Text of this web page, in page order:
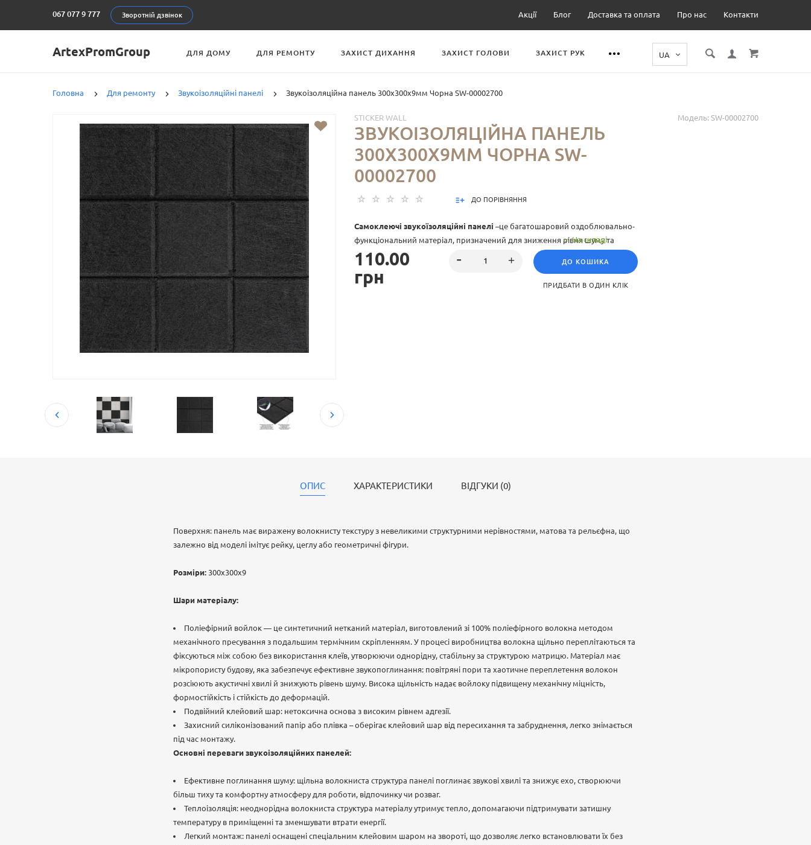
067 077 9 777 Зворотній дзвінок Акції Блог Доставка та оплата Про нас Контакти
ArtexPromGroup ДЛЯ ДОМУ ДЛЯ РЕМОНТУ ЗАХИСТ ДИХАННЯ ЗАХИСТ ГОЛОВИ ЗАХИСТ РУК
Головна Для ремонту Звукоізоляційні панелі Звукоізоляційна панель 300х300х9мм Чорна SW-00002700
Модель: SW-00002700
STICKER WALL
ЗВУКОІЗОЛЯЦІЙНА ПАНЕЛЬ
300Х300Х9ММ ЧОРНА SW-
00002700
ДО ПОРІВНЯННЯ
Самоклеючі звукоїзоляційні панелі –це багатошаровий оздоблювально-
функціональний матеріал, призначений для зниження рівня шуму та
покращення акустики приміщення. Основу панелей становить пресований
поліефірний войлок, який забезпечує ефективну звуко- й додаткову
теплоізоляцію, поєднуючи легку вагу з високою стійкістю до деформацій.
110.00
грн
На складі
ДО КОШИКА
ПРИДБАТИ В ОДИН КЛІК
ОПИС ХАРАКТЕРИСТИКИ ВІДГУКИ (0)
Поверхня: панель має виражену волокнисту текстуру з невеликими структурними нерівностями, матова та рельєфна, що
залежно від моделі імітує рейку, цеглу або геометричні фігури.
Розміри: 300х300х9
Шари матеріалу:
Поліефірний войлок — це синтетичний нетканий матеріал, виготовлений зі 100% поліефірного волокна методом
механічного пресування з подальшим термічним скріпленням. У процесі виробництва волокна щільно переплітаються та
фіксуються між собою без використання клеїв, утворюючи однорідну, стабільну за структурою матрицю. Матеріал має
мікропористу будову, яка забезпечує ефективне звукопоглинання: повітряні пори та хаотичне переплетення волокон
розсіюють акустичні хвилі й знижують рівень шуму. Висока щільність надає войлоку підвищену механічну міцність,
формостійкість і стійкість до деформацій.
Подвійний клейовий шар: нетоксична основа з високим рівнем адгезії.
Захисний силіконізований папір або плівка – оберігає клейовий шар від пересихання та забруднення, легко знімається
під час монтажу.
Основні переваги звукоізоляційних панелей:
Ефективне поглинання шуму: щільна волокниста структура панелі поглинає звукові хвилі та знижує ехо, створюючи
більш тиху та комфортну атмосферу для роботи, відпочинку чи розваг.
Теплоізоляція: неоднорідна волокниста структура матеріалу утримує тепло, допомагаючи підтримувати затишну
температуру в приміщенні та зменшувати втрати енергії.
Легкий монтаж: панелі оснащені спеціальним клейовим шаром на звороті, що дозволяє легко встановлювати їх без